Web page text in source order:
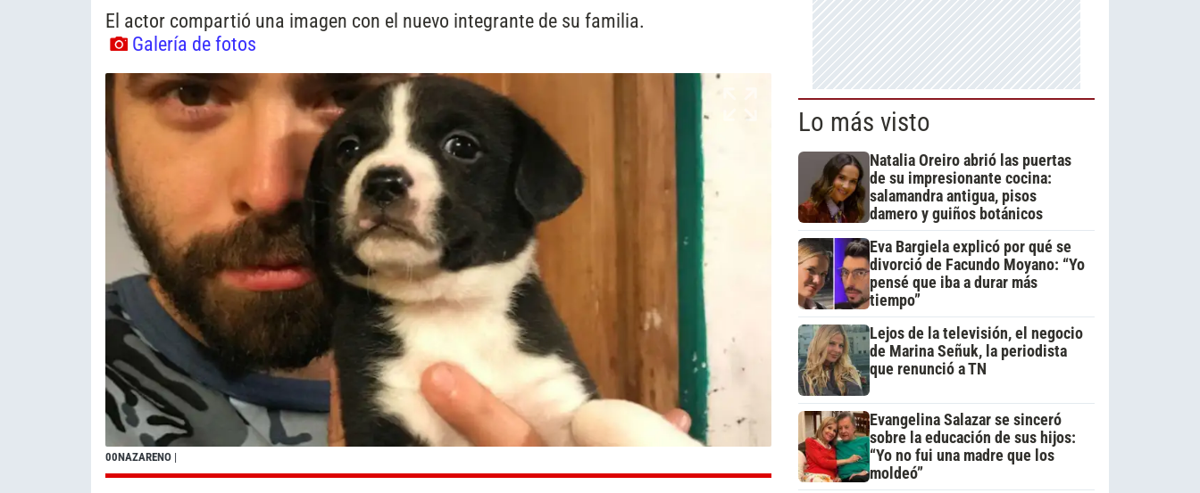
El actor compartió una imagen con el nuevo integrante de su familia.
Galería de fotos
00NAZARENO |
Lo más visto
Natalia Oreiro abrió las puertas
de su impresionante cocina:
salamandra antigua, pisos
damero y guiños botánicos
Eva Bargiela explicó por qué se
divorció de Facundo Moyano: “Yo
pensé que iba a durar más
tiempo”
Lejos de la televisión, el negocio
de Marina Señuk, la periodista
que renunció a TN
Evangelina Salazar se sinceró
sobre la educación de sus hijos:
“Yo no fui una madre que los
moldeó”